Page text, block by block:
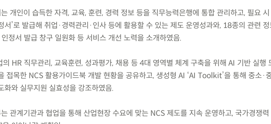
개인이 습득한 자격, 교육, 훈련, 경력 정보 등을 직무능력은행에 통합 관리하고, 필요 시
서’로 발급해 취업·경력관리·인사 등에 활용할 수 있는 제도 운영성과와, 18종의 관련
정서 발급 창구 일원화 등 서비스 개선 노력을 소개하였음.
HR 직무관리, 교육훈련, 성과평가, 채용 등 4대 영역별 체계 구축을 위해 AI 기반 실행
접목한 NCS 활용가이드북 개발 현황을 공유하고, 생성형 AI ‘AI Toolkit’을 통해 중소·
화와 실무지원 실효성을 강조하였음.
관계기관과 협업을 통해 산업현장 수요에 맞는 NCS 제도를 지속 운영하고, 국가경쟁